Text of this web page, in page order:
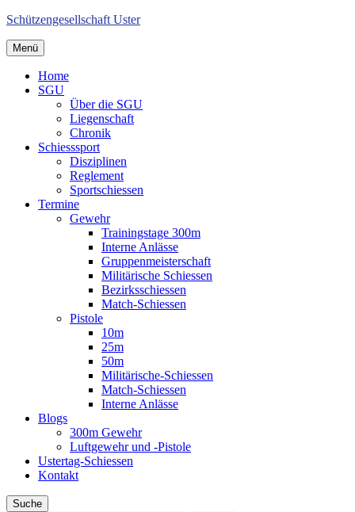
Schützengesellschaft Uster
Menü
Home
SGU
Über die SGU
Liegenschaft
Chronik
Schiesssport
Disziplinen
Reglement
Sportschiessen
Termine
Gewehr
Trainingstage 300m
Interne Anlässe
Gruppenmeisterschaft
Militärische Schiessen
Bezirksschiessen
Match-Schiessen
Pistole
10m
25m
50m
Militärische-Schiessen
Match-Schiessen
Interne Anlässe
Blogs
300m Gewehr
Luftgewehr und -Pistole
Ustertag-Schiessen
Kontakt
Suche